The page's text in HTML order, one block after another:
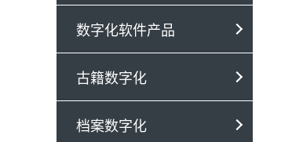
数字化软件产品
古籍数字化
档案数字化